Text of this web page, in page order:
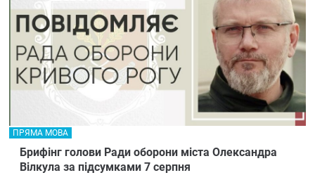
Брифінг голови Ради оборони міста Олександра
Вілкула за підсумками 7 серпня
ПРЯМА МОВА